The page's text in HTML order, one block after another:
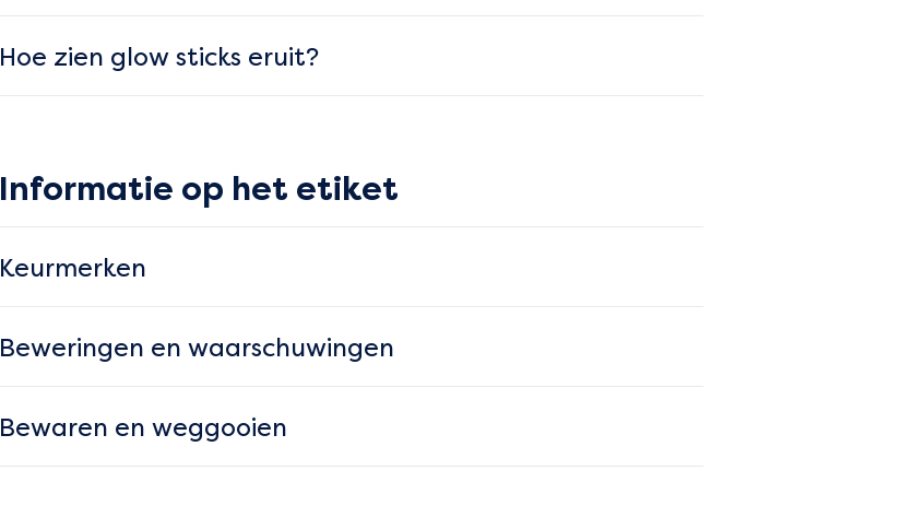
Hoe zien glow sticks eruit?
Informatie op het etiket
Keurmerken
Beweringen en waarschuwingen
Bewaren en weggooien